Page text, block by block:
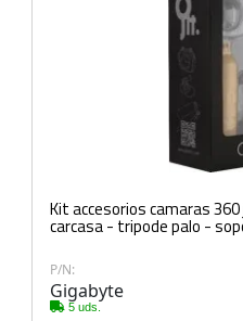
Kit accesorios camaras
P/N:
Gigabyte
5 uds.